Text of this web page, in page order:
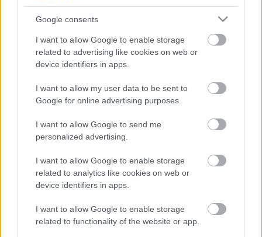
Google consents
I want to allow Google to enable storage
related to advertising like cookies on web or
device identifiers in apps.
I want to allow my user data to be sent to
Google for online advertising purposes.
I want to allow Google to send me
personalized advertising.
I want to allow Google to enable storage
related to analytics like cookies on web or
device identifiers in apps.
I want to allow Google to enable storage
related to functionality of the website or app.
FIA kiemelt Michéle Mouton
Facebook X Pinterest